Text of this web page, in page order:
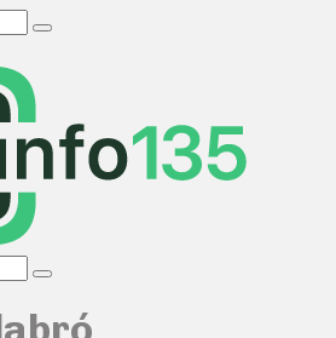
Search
Search